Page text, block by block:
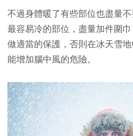
不過身體暖了有些部位也盡量
最容易冷的部位，盡量加件圍
做適當的保護，否則在冰天雪
能增加腦中風的危險。